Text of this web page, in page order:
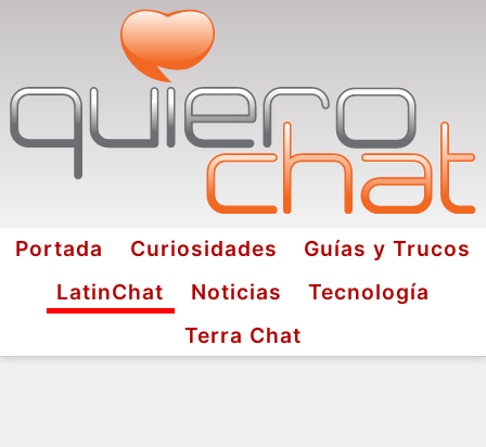
Portada Curiosidades
Guías y Trucos
LatinChat
Noticias
Tecnología
Terra Chat